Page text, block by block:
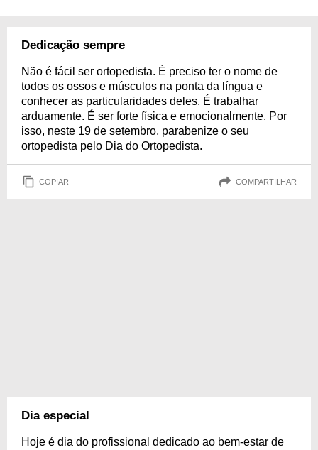
muitos aplausos por seu trabalho, neste Dia do Ortopedista e em todos os
Dedicação sempre
Não é fácil ser ortopedista. É preciso ter o nome de
todos os ossos e músculos na ponta da língua e
conhecer as particularidades deles. É trabalhar
arduamente. É ser forte física e emocionalmente. Por
isso, neste 19 de setembro, parabenize o seu
ortopedista pelo Dia do Ortopedista.
COPIAR COMPARTILHAR
Dia especial
Hoje é dia do profissional dedicado ao bem-estar de